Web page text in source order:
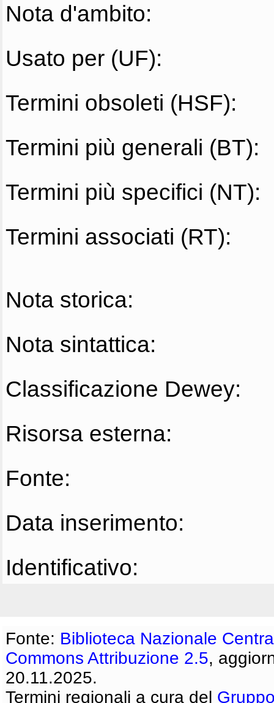
Nota d'ambito:
Usato per (UF):
Termini obsoleti (HSF):
Termini più generali (BT):
Termini più specifici (NT):
Termini associati (RT):
Nota storica:
Nota sintattica:
Classificazione Dewey:
Risorsa esterna:
Fonte:
Data inserimento:
Identificativo:
Fonte: Biblioteca Nazionale
Commons Attribuzione 2.5,
20.11.2025.
Termini regionali a cura del